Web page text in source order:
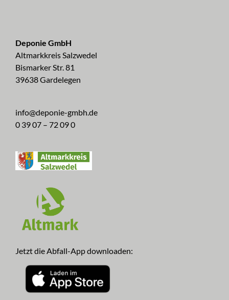
Deponie GmbH
Altmarkkreis Salzwedel
Bismarker Str. 81
39638 Gardelegen
info@deponie-gmbh.de
0 39 07 – 72 09 0
Jetzt die Abfall-App downloaden: